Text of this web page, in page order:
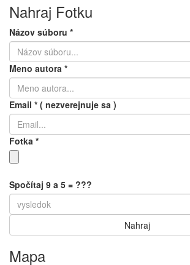
Nahraj Fotku
Názov súboru *
Meno autora *
Email * ( nezverejnuje sa )
Fotka *
Spočítaj 9 a 5 = ???
Mapa